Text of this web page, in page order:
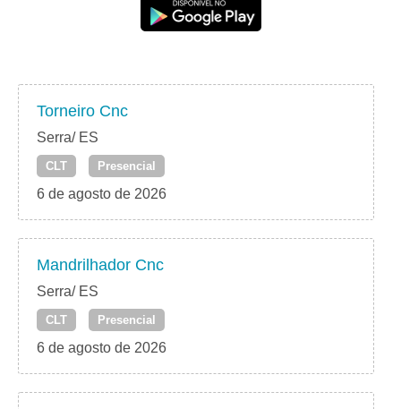
Torneiro Cnc
Serra/ ES
CLT Presencial
6 de agosto de 2026
Mandrilhador Cnc
Serra/ ES
CLT Presencial
6 de agosto de 2026